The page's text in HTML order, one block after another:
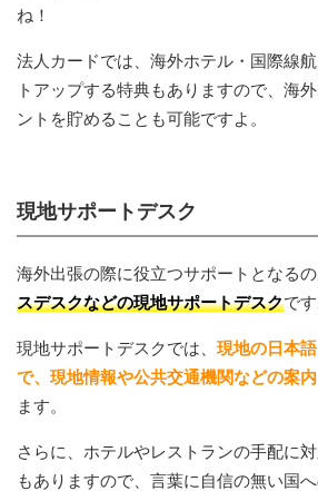
ね！
法人カードでは、海外ホテル・国際線
トアップする特典もありますので、海
ントを貯めることも可能ですよ。
現地サポートデスク
海外出張の際に役立つサポートとなるの
スデスクなどの現地サポートデスクです
現地サポートデスクでは、 現地の日本
で、現地情報や公共交通機関などの案内
ます。
さらに、ホテルやレストランの手配に
もありますので、言葉に自信の無い国